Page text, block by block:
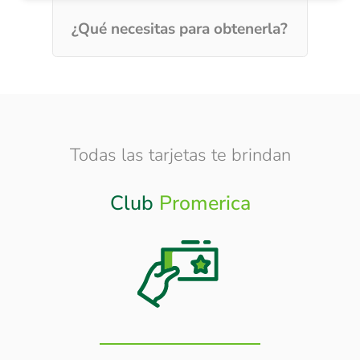
¿Qué necesitas para obtenerla?
Todas las tarjetas te brindan
Club Promerica
OtrosBeneficios